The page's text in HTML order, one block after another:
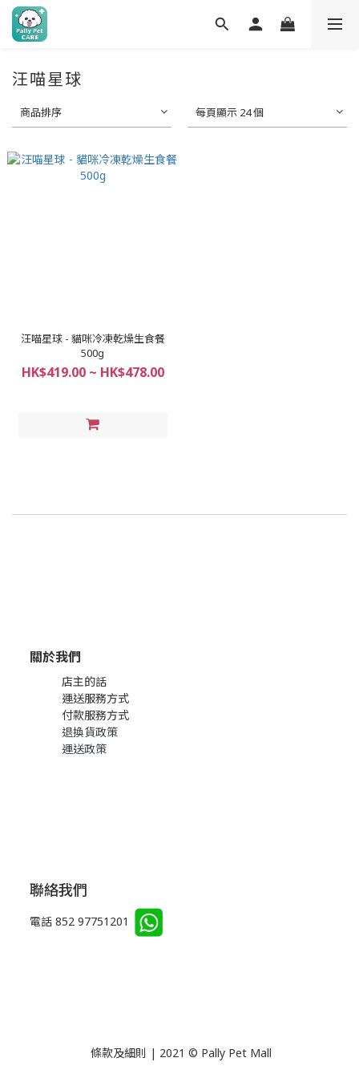
汪喵星球
商品排序 每頁顯示 24 個
汪喵星球 - 貓咪冷凍乾燥生食餐
500g
HK$419.00 ~ HK$478.00
關於我們
店主的話
運送服務方式
付款服務方式
退換貨政策
運送政策
聯絡我們
電話 852 97751201
條款及細則 | 2021 © Pally Pet Mall